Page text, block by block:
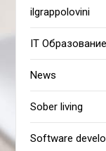
ilgrappolovini
IT Образование
News
Sober living
Software